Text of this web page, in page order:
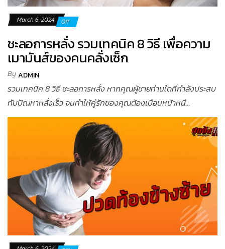
March 6, 2024 Off
ชะลอการหลั่ง รวมเทคนิค 8 วิธี เพื่อความ
เมามันส์ของคนคลั่งเซ็ก
ByADMIN
รวมเทคนิค 8 วิธี ชะลอการหลั่ง หากคุณผู้ชายท่านใดที่กำลังประสบ
กับปัญหาหลั่งเร็ว จนทำให้คู่รักของคุณต้องเบือนหน้าหนี...